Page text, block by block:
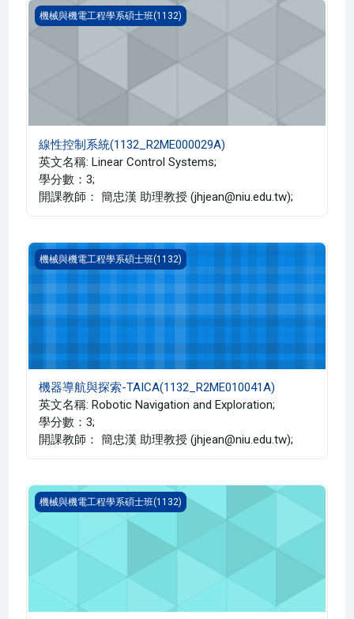
線性控制系統(1132_R2ME000029A)
機械與機電工程學系碩士班(1132)
線性控制系統(1132_R2ME000029A)
英文名稱: Linear Control Systems;
學分數：3;
開課教師： 簡忠漢 助理教授 (jhjean@niu.edu.tw);
機器導航與探索-TAICA(1132_R2ME010041A)
機械與機電工程學系碩士班(1132)
機器導航與探索-TAICA(1132_R2ME010041A)
英文名稱: Robotic Navigation and Exploration;
學分數：3;
開課教師： 簡忠漢 助理教授 (jhjean@niu.edu.tw);
高等熱傳學(1132_R2ME010039A)
機械與機電工程學系碩士班(1132)